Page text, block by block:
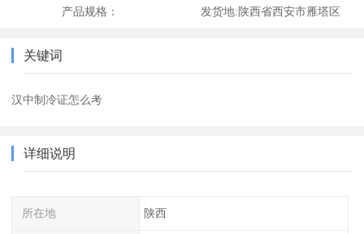
产品规格： 发货地:陕西省西安市雁塔区
关键词
汉中制冷证怎么考
详细说明
所在地 陕西